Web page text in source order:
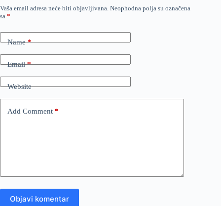
Vaša email adresa neće biti objavljivana. Neophodna polja su označena
sa *
Name*
Email*
Website
Add Comment *
Objavi komentar